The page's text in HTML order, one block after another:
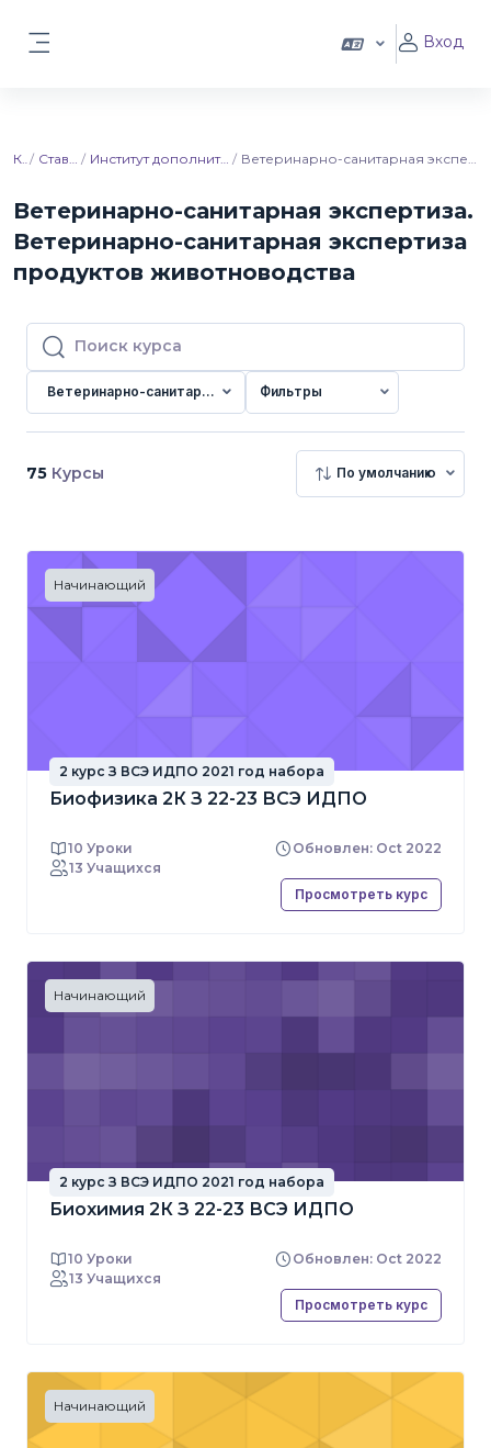
Вход
Курсы Ставропольский ГАУ Институт дополнительного профессионального образования Ветеринарно-санитарная экспертиза. Ветеринарно-санитарная экспертиза продуктов животноводства
Ветеринарно-санитарная экспертиза.
Ветеринарно-санитарная экспертиза
продуктов животноводства
Поиск курса
Поиск курса
Ветеринарно-санитарная экспертиза. Ветеринарно-
Фильтры
75 Курсы По умолчанию
Начинающий
2 курс З ВСЭ ИДПО 2021 год набора
Биофизика 2К З 22-23 ВСЭ ИДПО
10 Уроки
Обновлен: Oct 2022
13 Учащихся
Просмотреть курс
Начинающий
2 курс З ВСЭ ИДПО 2021 год набора
Биохимия 2К З 22-23 ВСЭ ИДПО
10 Уроки
Обновлен: Oct 2022
13 Учащихся
Просмотреть курс
Начинающий